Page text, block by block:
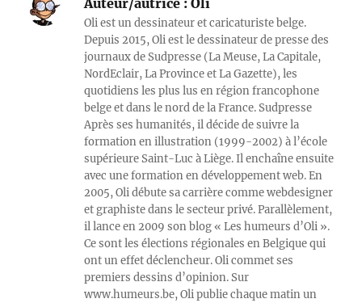
Oli est un dessinateur et caricaturiste belge.
Depuis 2015, Oli est le dessinateur de presse des
journaux de Sudpresse (La Meuse, La Capitale,
NordEclair, La Province et La Gazette), les
quotidiens les plus lus en région francophone
belge et dans le nord de la France. Sudpresse
Après ses humanités, il décide de suivre la
formation en illustration (1999-2002) à l’école
supérieure Saint-Luc à Liège. Il enchaîne ensuite
avec une formation en développement web. En
2005, Oli débute sa carrière comme webdesigner
et graphiste dans le secteur privé. Parallèlement,
il lance en 2009 son blog « Les humeurs d’Oli ».
Ce sont les élections régionales en Belgique qui
ont un effet déclencheur. Oli commet ses
premiers dessins d’opinion. Sur
www.humeurs.be, Oli publie chaque matin un